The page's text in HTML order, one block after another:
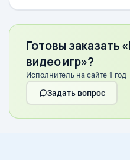
Готовы заказать
видео игр»?
Исполнитель на сайте 1 год
Задать вопрос